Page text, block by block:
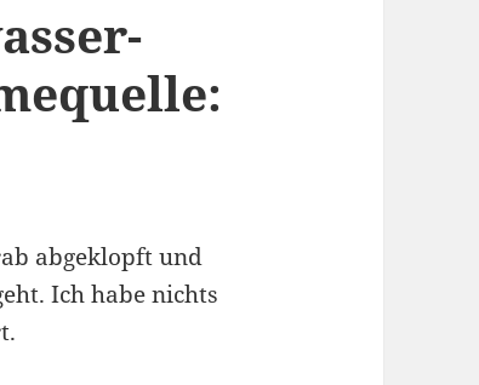
abgeklopft und
Ich habe nichts